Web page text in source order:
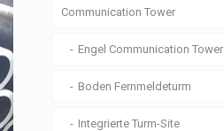
Communication Tower
Engel Communication Tower
Boden Fernmeldeturm
Integrierte Turm-Site